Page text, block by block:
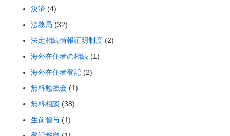
決済 (4)
法務局 (32)
法定相続情報証明制度 (2)
海外在住者の相続 (1)
海外在住者登記 (2)
無料勉強会 (1)
無料相談 (38)
生前贈与 (1)